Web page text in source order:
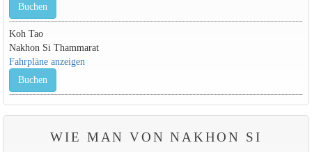
Buchen
Koh Tao
Nakhon Si Thammarat
Fahrpläne anzeigen
Buchen
WIE MAN VON NAKHON SI